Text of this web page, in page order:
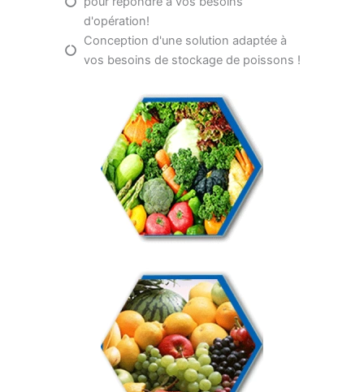
d'opération!
Conception d'une solution adaptée à
vos besoins de stockage de poissons !